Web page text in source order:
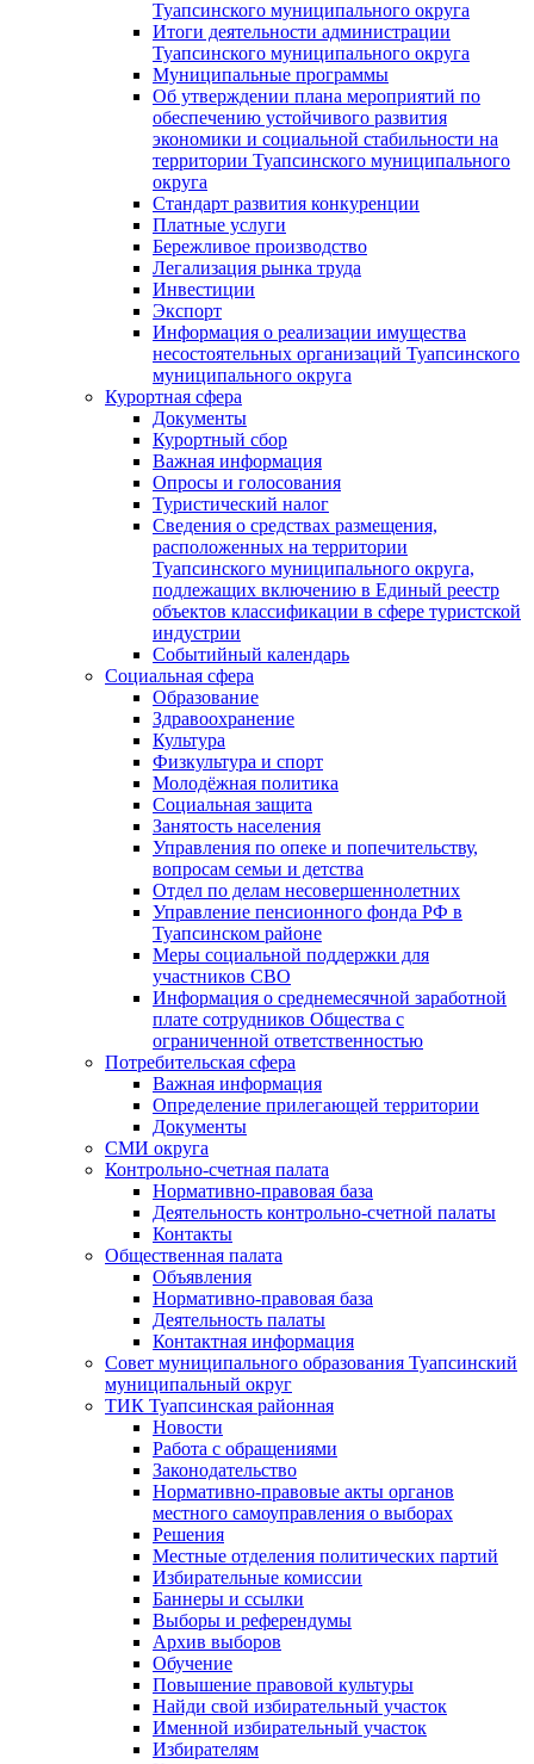
Туапсинского муниципального округа
Итоги деятельности администрации
Туапсинского муниципального округа
Муниципальные программы
Об утверждении плана мероприятий по
обеспечению устойчивого развития
экономики и социальной стабильности на
территории Туапсинского муниципального
округа
Стандарт развития конкуренции
Платные услуги
Бережливое производство
Легализация рынка труда
Инвестиции
Экспорт
Информация о реализации имущества
несостоятельных организаций Туапсинского
муниципального округа
Курортная сфера
Документы
Курортный сбор
Важная информация
Опросы и голосования
Туристический налог
Сведения о средствах размещения,
расположенных на территории
Туапсинского муниципального округа,
подлежащих включению в Единый реестр
объектов классификации в сфере туристской
индустрии
Событийный календарь
Социальная сфера
Образование
Здравоохранение
Культура
Физкультура и спорт
Молодёжная политика
Социальная защита
Занятость населения
Управления по опеке и попечительству,
вопросам семьи и детства
Отдел по делам несовершеннолетних
Управление пенсионного фонда РФ в
Туапсинском районе
Меры социальной поддержки для
участников СВО
Информация о среднемесячной заработной
плате сотрудников Общества с
ограниченной ответственностью
Потребительская сфера
Важная информация
Определение прилегающей территории
Документы
СМИ округа
Контрольно-счетная палата
Нормативно-правовая база
Деятельность контрольно-счетной палаты
Контакты
Общественная палата
Объявления
Нормативно-правовая база
Деятельность палаты
Контактная информация
Совет муниципального образования Туапсинский
муниципальный округ
ТИК Туапсинская районная
Новости
Работа с обращениями
Законодательство
Нормативно-правовые акты органов
местного самоуправления о выборах
Решения
Местные отделения политических партий
Избирательные комиссии
Баннеры и ссылки
Выборы и референдумы
Архив выборов
Обучение
Повышение правовой культуры
Найди свой избирательный участок
Именной избирательный участок
Избирателям